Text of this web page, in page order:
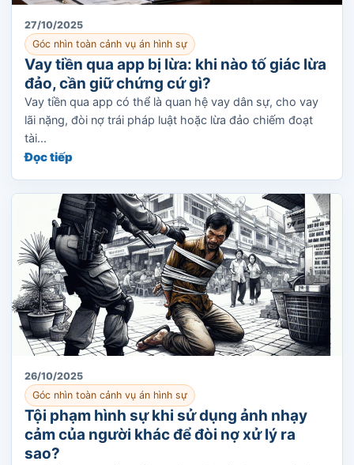
27/10/2025
Góc nhìn toàn cảnh vụ án hình sự
Vay tiền qua app bị lừa: khi nào tố giác lừa
đảo, cần giữ chứng cứ gì?
Vay tiền qua app có thể là quan hệ vay dân sự, cho vay
lãi nặng, đòi nợ trái pháp luật hoặc lừa đảo chiếm đoạt
tài...
Đọc tiếp
26/10/2025
Góc nhìn toàn cảnh vụ án hình sự
Tội phạm hình sự khi sử dụng ảnh nhạy
cảm của người khác để đòi nợ xử lý ra
sao?